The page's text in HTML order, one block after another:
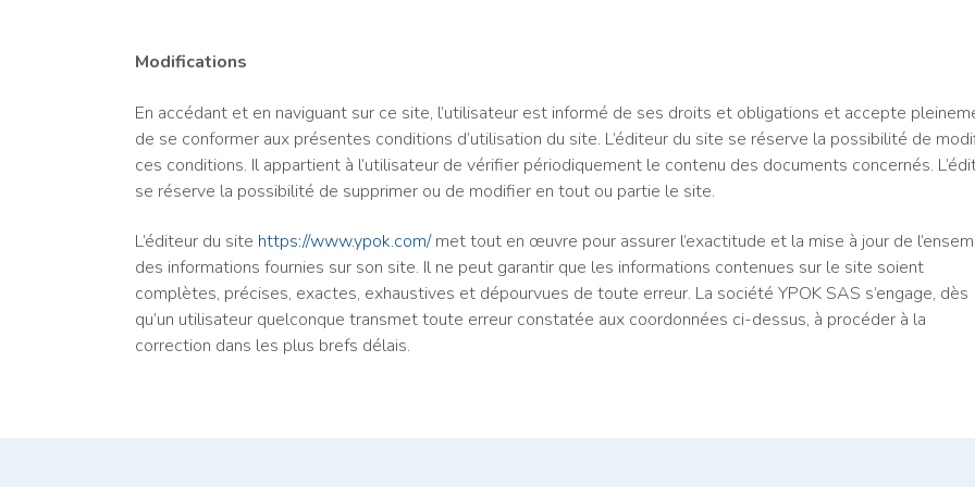
Modifications
En accédant et en naviguant sur ce site, l’utilisateur est informé de ses droits et obligations et accepte
de se conformer aux présentes conditions d’utilisation du site. L’éditeur du site se réserve la possibilité de
ces conditions. Il appartient à l’utilisateur de vérifier périodiquement le contenu des documents concernés.
se réserve la possibilité de supprimer ou de modifier en tout ou partie le site.
L’éditeur du site https://www.ypok.com/met tout en œuvre pour assurer l’exactitude et la mise à jour de
des informations fournies sur son site. Il ne peut garantir que les informations contenues sur le site soient
complètes, précises, exactes, exhaustives et dépourvues de toute erreur. La société YPOK SAS s’engage, dès
qu’un utilisateur quelconque transmet toute erreur constatée aux coordonnées ci-dessus, à procéder à la
correction dans les plus brefs délais.